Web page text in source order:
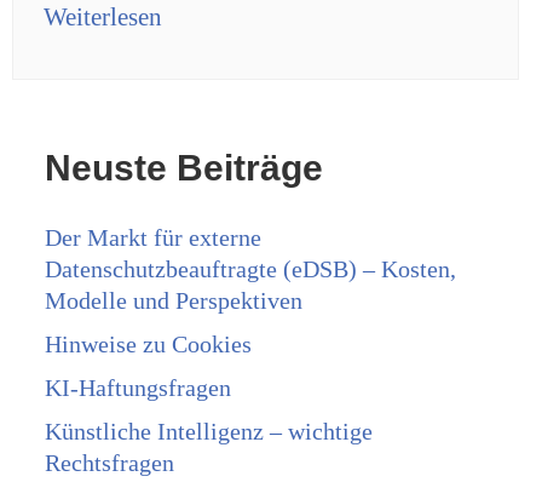
Weiterlesen
Neuste Beiträge
Der Markt für externe
Datenschutzbeauftragte (eDSB) – Kosten,
Modelle und Perspektiven
Hinweise zu Cookies
KI-Haftungsfragen
Künstliche Intelligenz – wichtige
Rechtsfragen